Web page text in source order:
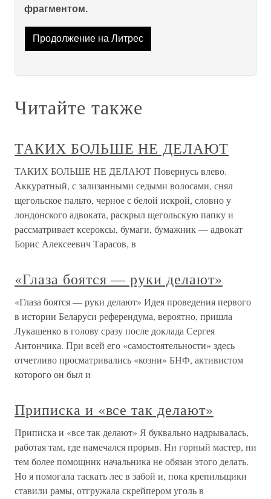
фрагментом.
Продолжение на Литрес
Читайте также
ТАКИХ БОЛЬШЕ НЕ ДЕЛАЮТ
ТАКИХ БОЛЬШЕ НЕ ДЕЛАЮТ Повернусь влево.
Аккуратный, с зализанными седыми волосами, снял
щегольское пальто, черное с белой искрой, словно у
лондонского адвоката, раскрыл щегольскую папку и
рассматривает ксероксы, бумаги, бумажник — адвокат
Борис Алексеевич Тарасов, в
«Глаза боятся — руки делают»
«Глаза боятся — руки делают» Идея проведения первого
в истории Беларуси референдума, вероятно, пришла
Лукашенко в голову сразу после доклада Сергея
Антончика. При всей его «самостоятельности» здесь
отчетливо просматривались «козни» БНФ, активистом
которого он был и
Приписка и «все так делают»
Приписка и «все так делают» Я буквально надрывалась,
работая там, где намечался прорыв. Ни горный мастер, ни
тем более помощник начальника не обязан этого делать.
Но я помогала таскать лес в забой и, пока крепильщики
ставили рамы, отгружала скрейпером уголь в